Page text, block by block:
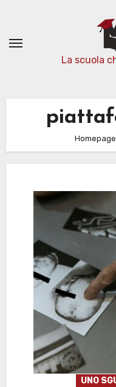
contenuto
La scuola
Homepage
UNO